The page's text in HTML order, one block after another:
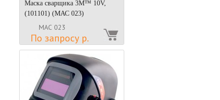
Маска сварщика 3М™ 10V,
(101101) (МАС 023)
МАС 023
По запросу р.